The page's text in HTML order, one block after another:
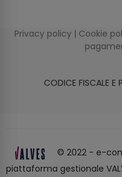
Privacy policy | Cookie
CODICE FISCALE
© 2022 - e-
piattaforma gestionale